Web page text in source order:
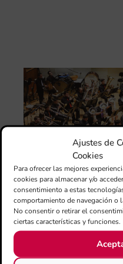
Ajustes de
Cookies
Para ofrecer las mejores
cookies para almacenar y/o
consentimiento a estas
comportamiento de navegación o
No consentir o retirar el
ciertas características y funciones.